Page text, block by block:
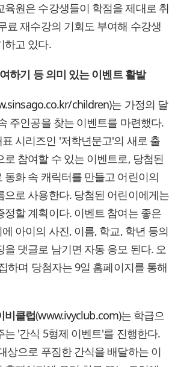
육원은 수강생들이 학점을 제대로 취
료 재수강의 기회도 부여해 수강생
하고 있다.
하기 등 의미 있는 이벤트 활발
children)는 가정의 달
주인공을 찾는 이벤트를 마련했다.
시리즈인 '저학년문고'의 새로 출
로 참여할 수 있는 이벤트로, 당첨된
동화 속 캐릭터를 만들고 어린이의
으로 사용한다. 당첨된 어린이에게는
정할 계획이다. 이벤트 참여는 좋은
아이의 사진, 이름, 학교, 학년 등의
을 댓글로 남기면 자동 응모 된다. 오
하며 당첨자는 9일 홈페이지를 통해
비클럽(www.ivyclub.com)는 학급으
는 '간식 5형제 이벤트'를 진행한다.
상으로 푸짐한 간식을 배달하는 이